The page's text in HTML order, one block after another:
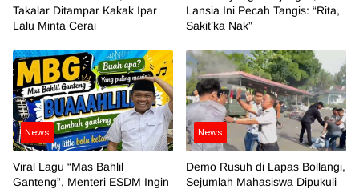
Takalar Ditampar Kakak Ipar
Lalu Minta Cerai
Lansia Ini Pecah Tangis: “Rita,
Sakit’ka Nak”
News
Viral Lagu “Mas Bahlil
Ganteng”, Menteri ESDM Ingin
News
Demo Rusuh di Lapas Bollangi,
Sejumlah Mahasiswa Dipukuli